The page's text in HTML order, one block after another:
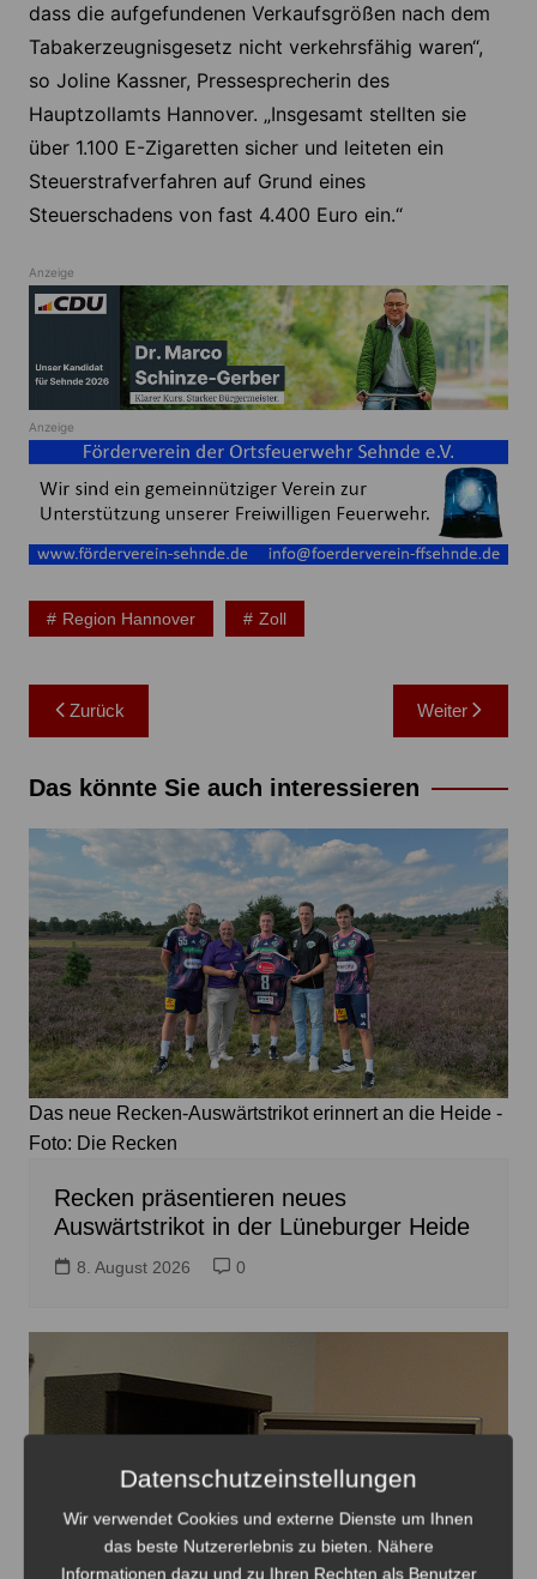
dass die aufgefundenen Verkaufsgrößen nach dem
Tabakerzeugnisgesetz nicht verkehrsfähig waren“,
so Joline Kassner, Pressesprecherin des
Hauptzollamts Hannover. „Insgesamt stellten sie
über 1.100 E-Zigaretten sicher und leiteten ein
Steuerstrafverfahren auf Grund eines
Steuerschadens von fast 4.400 Euro ein.“
Anzeige
Anzeige
Region Hannover Zoll
Beitragsnavigation
Zurück Weiter
Das könnte Sie auch interessieren
Das neue Recken-Auswärtstrikot erinnert an die Heide -
Foto: Die Recken
Recken präsentieren neues
Auswärtstrikot in der Lüneburger Heide
8. August 2026 0
Datenschutzeinstellungen
Wir verwendet Cookies und externe Dienste um Ihnen
das beste Nutzererlebnis zu bieten. Nähere
Informationen dazu und zu Ihren Rechten als Benutzer